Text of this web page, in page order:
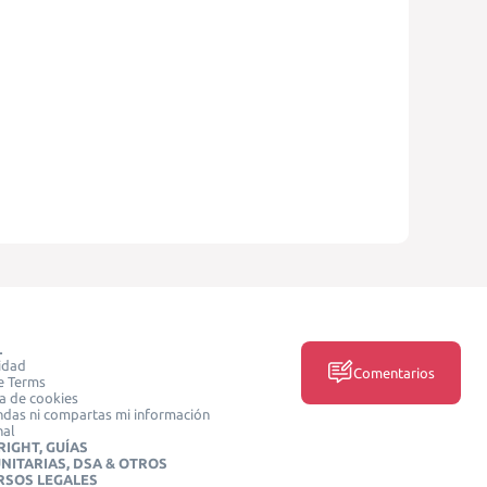
Terms
de cookies
ni compartas mi información
GUÍAS
DSA & OTROS
LEGALES
Comentarios